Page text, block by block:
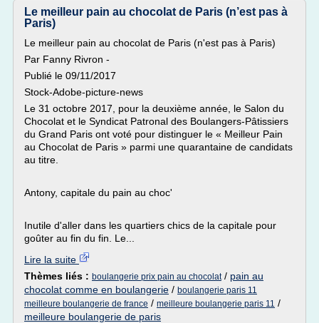
Le meilleur pain au chocolat de Paris (n’est pas à
Paris)
Le meilleur pain au chocolat de Paris (n'est pas à Paris)
Par Fanny Rivron -
Publié le 09/11/2017
Stock-Adobe-picture-news
Le 31 octobre 2017, pour la deuxième année, le Salon du
Chocolat et le Syndicat Patronal des Boulangers-Pâtissiers
du Grand Paris ont voté pour distinguer le « Meilleur Pain
au Chocolat de Paris » parmi une quarantaine de candidats
au titre.
Antony, capitale du pain au choc'
Inutile d'aller dans les quartiers chics de la capitale pour
goûter au fin du fin. Le...
Lire la suite
Thèmes liés : boulangerie prix pain au chocolat/ pain au
chocolat comme en boulangerie / boulangerie paris 11
meilleure boulangerie de france / meilleure boulangerie paris 11 /
meilleure boulangerie de paris